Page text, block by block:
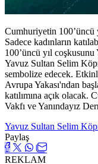
Cumhuriyetin 100’üncü
Sadece kadınların
100’üncü yıl
Yavuz Sultan Selim
sembolize edecek.
Avrupa Yakası'ndan
katılımına açık
Vakfı ve Yanındayız
Yavuz Sultan Selim
Paylaş
REKLAM